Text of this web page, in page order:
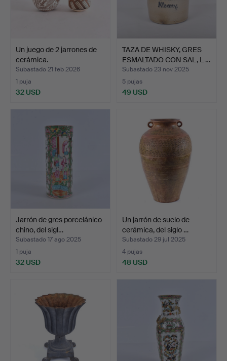
Un juego de 2 jarrones de
cerámica.
Subastado 21 feb 2026
1 puja
32 USD
TAZA DE WHISKY, GRES
ESMALTADO CON SAL, L …
Subastado 23 nov 2025
5 pujas
49 USD
Jarrón de gres porcelánico
chino, del sigl…
Subastado 17 ago 2025
1 puja
32 USD
Un jarrón de suelo de
cerámica, del siglo …
Subastado 29 jul 2025
4 pujas
48 USD